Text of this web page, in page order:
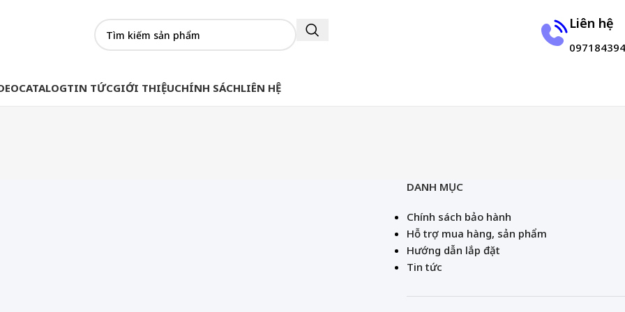
Liên hệ
CATALOGTIN TỨCGIỚI THIỆUCHÍNH SÁCHLIÊN HỆ
DANH MỤC
Chính sách bảo hành
Hỗ trợ mua hàng, sản phẩm
Hướng dẫn lắp đặt
Tin tức